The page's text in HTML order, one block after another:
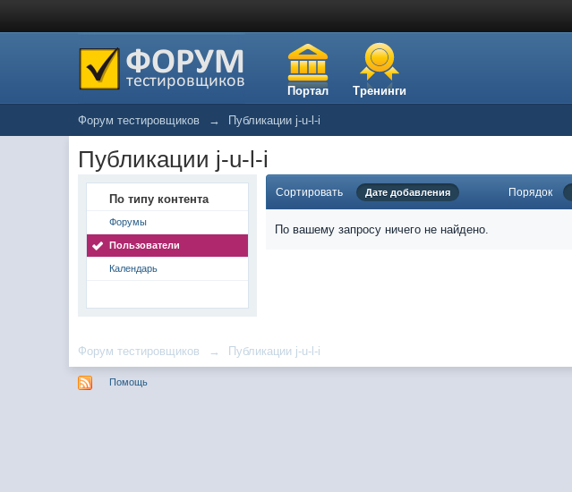
Портал Тренинги
Форум тестировщиков → Публикации j-u-l-i
Публикации j-u-l-i
По типу контента
Форумы
Пользователи
Календарь
Сортировать Дате добавления Порядок
По вашему запросу ничего не найдено.
Форум тестировщиков → Публикации j-u-l-i
Помощь